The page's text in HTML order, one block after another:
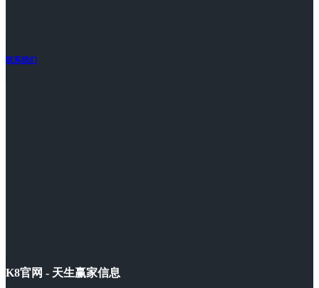
联系我们
K8官网 - 天生赢家信息